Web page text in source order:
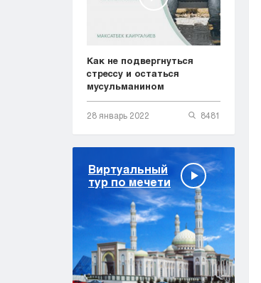
Как не подвергнуться
стрессу и остаться
мусульманином
28 январь 2022 8481
Виртуальный
тур по мечети